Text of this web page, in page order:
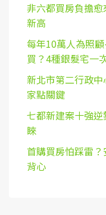
非六都買房負擔
新高
每年10萬人為照
買？4種銀髮宅一
新北市第二行政
家點關鍵
七都新建案十強
睞
首購買房怕踩雷
背心